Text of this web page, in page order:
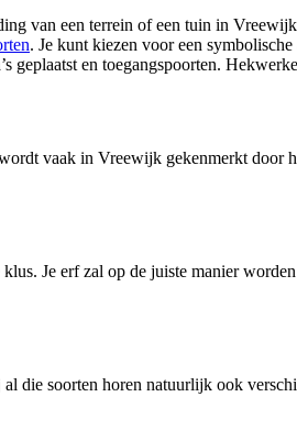
van een terrein of een tuin in
. Je kunt kiezen voor een
geplaatst en toegangspoorten.
vaak in Vreewijk gekenmerkt door
Je erf zal op de juiste manier
die soorten horen natuurlijk ook